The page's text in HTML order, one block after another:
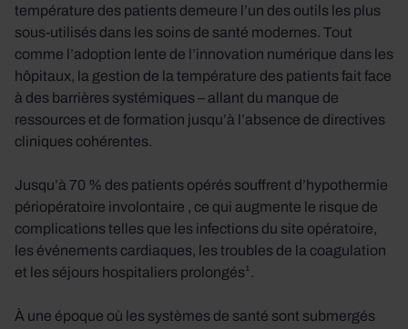
température des patients demeure l’un des outils les plus
sous-utilisés dans les soins de santé modernes. Tout
comme l’adoption lente de l’innovation numérique dans les
hôpitaux, la gestion de la température des patients fait face
à des barrières systémiques – allant du manque de
ressources et de formation jusqu’à l’absence de directives
cliniques cohérentes.
Jusqu’à 70 % des patients opérés souffrent d’hypothermie
périopératoire involontaire , ce qui augmente le risque de
complications telles que les infections du site opératoire,
les événements cardiaques, les troubles de la coagulation
et les séjours hospitaliers prolongés¹.
À une époque où les systèmes de santé sont submergés